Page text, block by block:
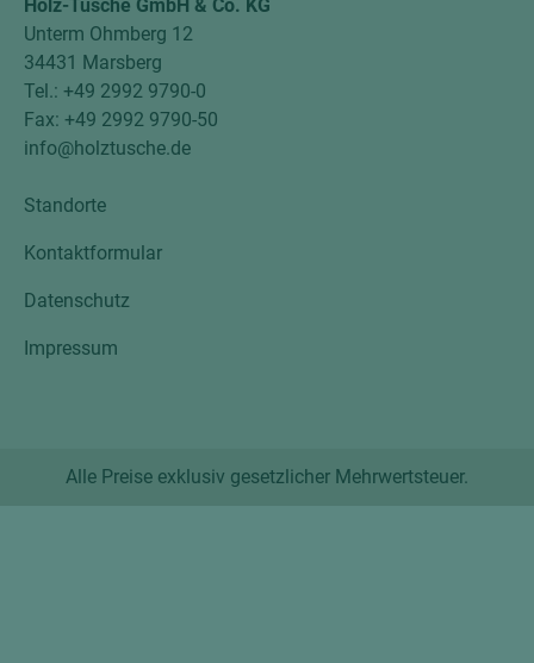
Holz-Tusche GmbH & Co. KG
Unterm Ohmberg 12
34431 Marsberg
Tel.: +49 2992 9790-0
Fax: +49 2992 9790-50
info@holztusche.de
Standorte
Kontaktformular
Datenschutz
Impressum
Alle Preise exklusiv gesetzlicher Mehrwertsteuer.